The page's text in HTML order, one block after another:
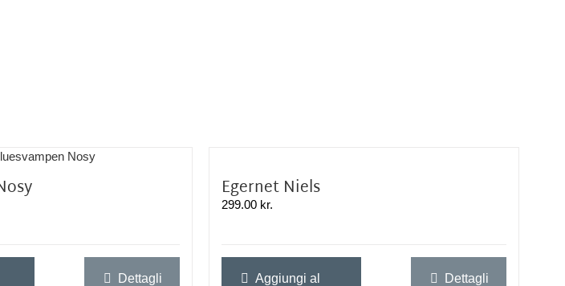
Dettagli
Egernet Niels
299.00 kr.
Aggiungi al
Dettagli